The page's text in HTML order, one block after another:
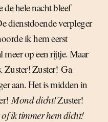
hele nacht bleef
dienstdoende verpleger
ik hem eerst
meer op een rijtje. Maar
Zuster!  Ga
aan. Het is midden in
Mond dicht!Zuster! 
of ik timmer hem dicht!